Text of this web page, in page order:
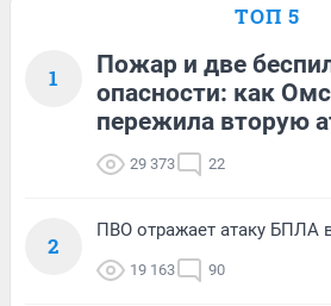
ТОП 5
1
Пожар и две
опасности: как
пережила вторую
29 373 22
2
ПВО отражает атаку БПЛА
19 163 90